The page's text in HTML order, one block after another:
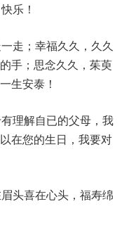
乐！
走；幸福久久，久久
手；思念久久，茱萸
生安泰！
理解自已的父母，我
在您的生日，我要对
头喜在心头，福寿绵